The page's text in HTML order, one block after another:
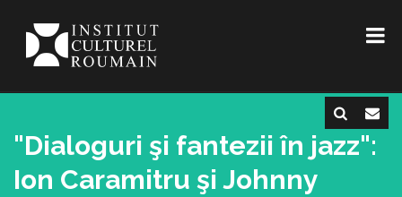
"Dialoguri şi fantezii în jazz":
Ion Caramitru şi Johnny